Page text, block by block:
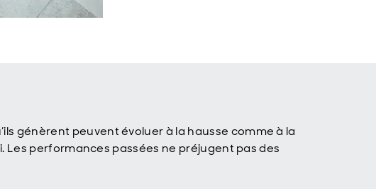
génèrent peuvent évoluer à la hausse comme à la
Les performances passées ne préjugent pas des